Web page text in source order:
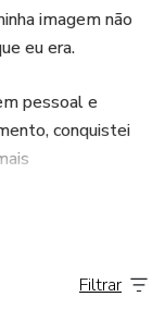
imagem não
eu era.
pessoal e
conquistei
quem eu sou.
e
Filtrar